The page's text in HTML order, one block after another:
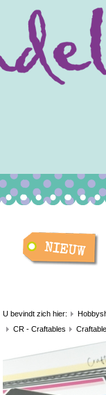
U bevindt zich hier:
CR - Craftables